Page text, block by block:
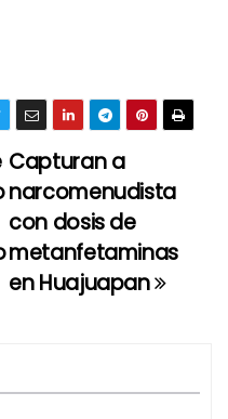
Capturan a
narcomenudista
con dosis de
metanfetaminas
en Huajuapan